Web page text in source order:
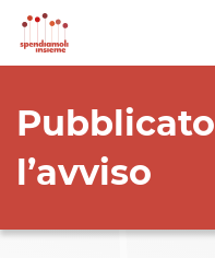
Pubblicato
l’avviso